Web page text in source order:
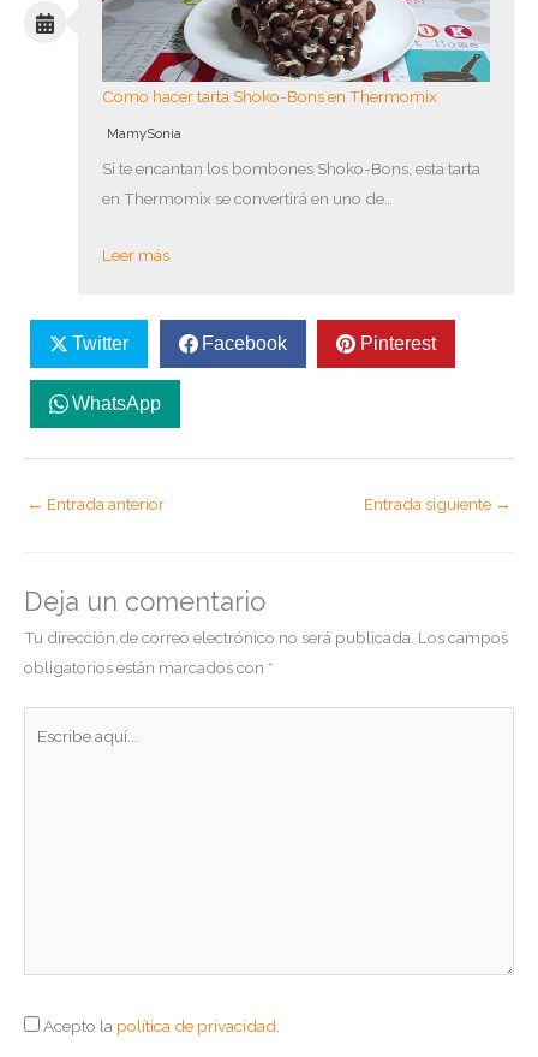
Como hacer tarta Shoko-Bons en Thermomix
MamySonia
Si te encantan los bombones Shoko-Bons, esta tarta
en Thermomix se convertirá en uno de…
Leer más
Twitter Facebook Pinterest
WhatsApp
← Entrada anterior Entrada siguiente →
Deja un comentario
Tu dirección de correo electrónico no será publicada. Los campos
obligatorios están marcados con *
Acepto la política de privacidad.